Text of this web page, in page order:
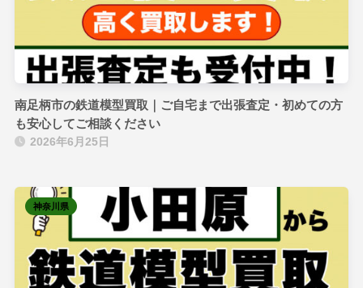
南足柄市の鉄道模型買取｜ご自宅まで出張査定・初めての方
も安心してご相談ください
2026年6月25日
神奈川県